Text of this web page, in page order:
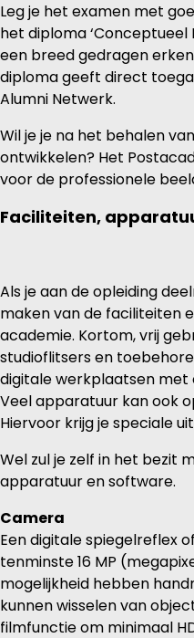
Leg je het examen met
het diploma ‘Conceptueel
een breed gedragen
diploma geeft direct
Alumni Netwerk.
Wil je je na het behalen
ontwikkelen? Het
voor de professionele
Faciliteiten,
Als je aan de opleiding
maken van de faciliteiten
academie. Kortom, vrij
studioflitsers en
digitale werkplaatsen met
Veel apparatuur kan ook
Hiervoor krijg je speciale
Wel zul je zelf in het bezit
apparatuur en software.
Camera
Een digitale spiegelreflex
tenminste 16 MP
mogelijkheid hebben
kunnen wisselen van
filmfunctie om minimaal